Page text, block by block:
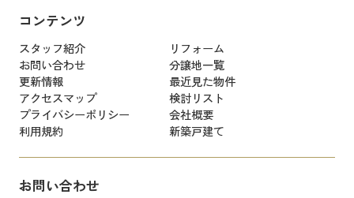
コンテンツ
スタッフ紹介
リフォーム
お問い合わせ
分譲地一覧
更新情報
最近見た物件
アクセスマップ
検討リスト
プライバシーポリシー
会社概要
利用規約
新築戸建て
お問い合わせ